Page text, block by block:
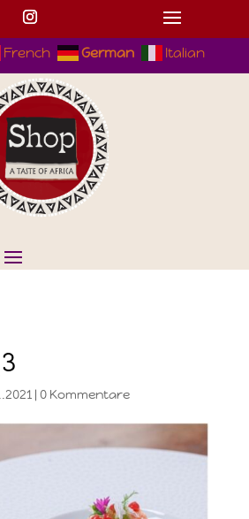
French German Italian
| 0 Kommentare